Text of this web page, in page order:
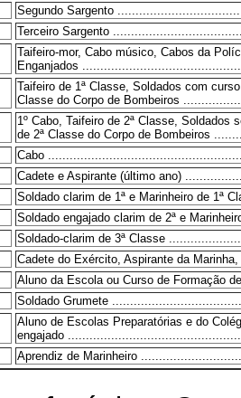
Segundo Sargento
Terceiro Sargento
Taifeiro-mor, Cabo músico, Cabos da
Enganjados
Taifeiro de 1ª Classe, Soldados com
Classe do Corpo de Bombeiros
1º Cabo, Taifeiro de 2ª Classe,
de 2ª Classe do Corpo de Bombeiros
Cabo
Cadete e Aspirante (último ano)
Soldado clarim de 1ª e Marinheiro de 1ª
Soldado engajado clarim de 2ª e
Soldado-clarim de 3ª Classe
Cadete do Exército, Aspirante da
Aluno da Escola ou Curso de Formação
Soldado Grumete
Aluno de Escolas Preparatórias e do
engajado
Aprendiz de Marinheiro